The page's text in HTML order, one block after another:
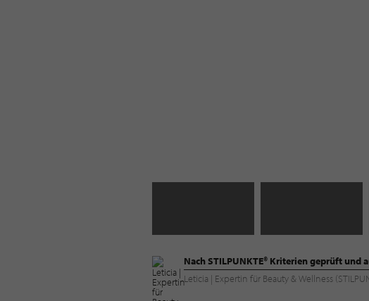
Nach STILPUNKTE® Kriterien geprüft und
Leticia | Expertin für Beauty & Wellness